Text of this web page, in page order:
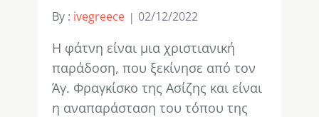
By : ivegreece 02/12/2022
Η φάτνη είναι μια χριστιανική
παράδοση, που ξεκίνησε από τον
Άγ. Φραγκίσκο της Ασίζης και είναι
η αναπαράσταση του τόπου της